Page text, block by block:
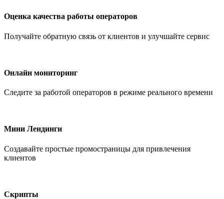
Оценка качества работы операторов
Получайте обратную связь от клиентов и улучшайте сервис
Онлайн мониторинг
Следите за работой операторов в режиме реального времени
Мини Лендинги
Создавайте простые промостраницы для привлечения
клиентов
Скрипты